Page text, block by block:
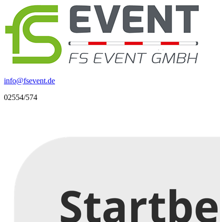
info@fsevent.de
02554/574